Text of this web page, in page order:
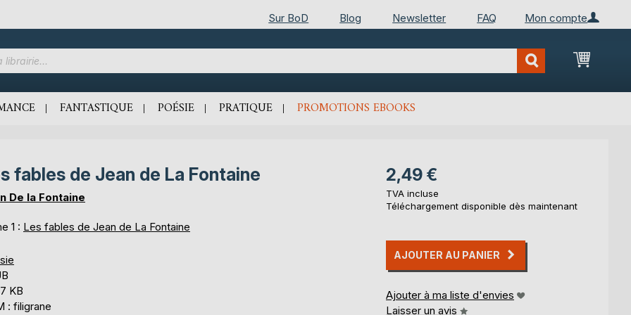
Mon compte
Sur BoD Blog Newsletter FAQ
Mon
FANTASTIQUE POÉSIE PRATIQUE PROMOTIONS EBOOKS
fables de Jean de La Fontaine
De la Fontaine
1 : Les fables de Jean de La Fontaine
KB
: filigrane
2,49 €
TVA incluse
Téléchargement disponible dès maintenant
AJOUTER AU PANIER
Ajouter à ma liste d'envies
Laisser un avis